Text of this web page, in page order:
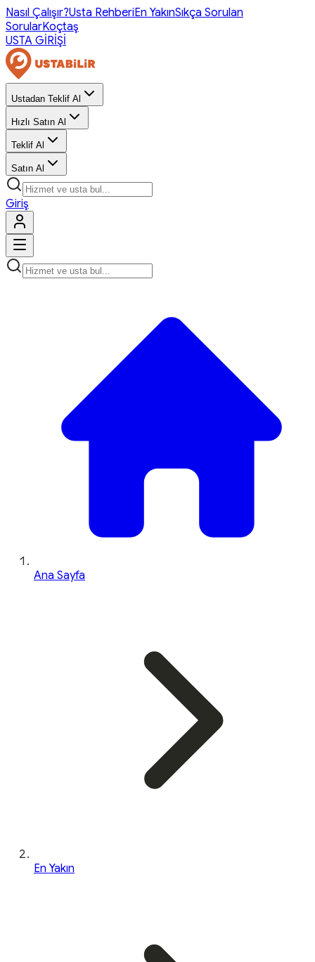
Nasıl Çalışır?Usta RehberiEn YakınSıkça Sorulan
SorularKoçtaş
USTA GİRİŞİ
Ustadan Teklif Al
Hızlı Satın Al
Teklif Al
Satın Al
Giriş
Ana Sayfa
En Yakın